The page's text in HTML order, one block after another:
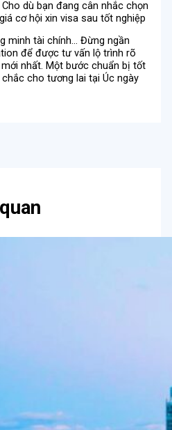
dù bạn đang cân nhắc chọn
cơ hội xin visa sau tốt nghiệp
minh tài chính… Đừng ngần
để được tư vấn lộ trình rõ
nhất. Một bước chuẩn bị tốt
cho tương lai tại Úc ngày